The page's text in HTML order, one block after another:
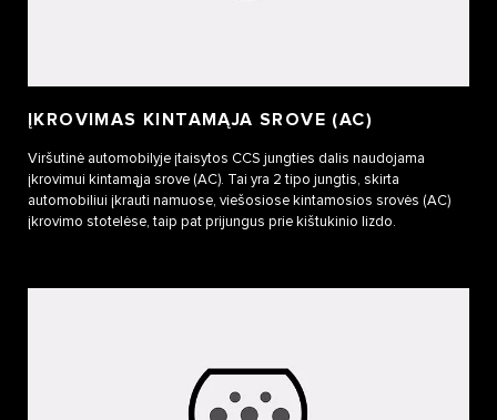
ĮKROVIMAS KINTAMĄJA SROVE (AC)
Viršutinė automobilyje įtaisytos CCS jungties dalis naudojama
įkrovimui kintamąja srove (AC). Tai yra 2 tipo jungtis, skirta
automobiliui įkrauti namuose, viešosiose kintamosios srovės (AC)
įkrovimo stotelėse, taip pat prijungus prie kištukinio lizdo.